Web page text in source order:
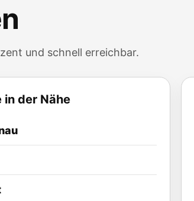
und schnell erreichbar.
in der Nähe